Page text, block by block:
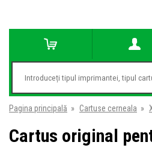
Pagina principală » Cartuse cerneala »
Cartus original